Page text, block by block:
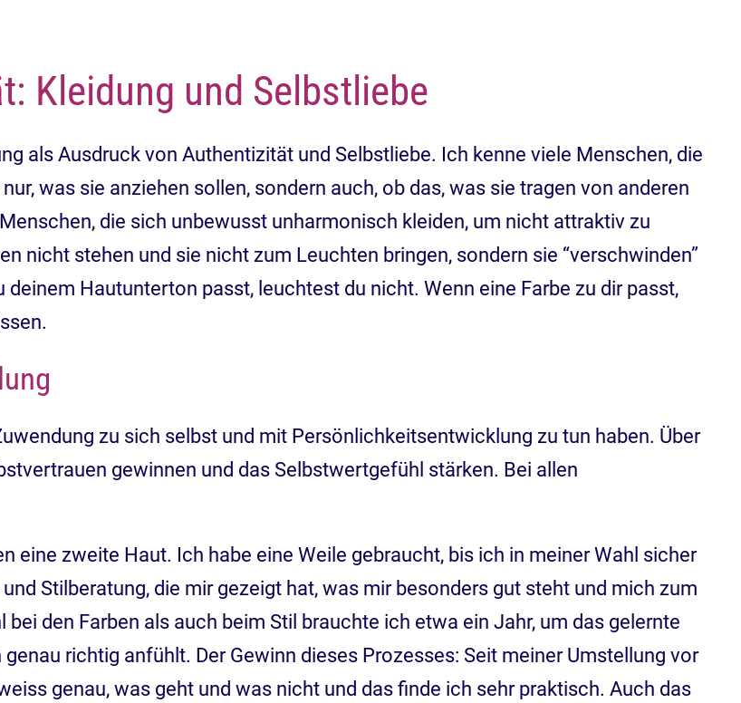
Kleidung und Selbstliebe
als Ausdruck von Authentizität und Selbstliebe. Ich kenne viele Menschen, die
was sie anziehen sollen, sondern auch, ob das, was sie tragen von anderen
die sich unbewusst unharmonisch kleiden, um nicht attraktiv zu
nicht stehen und sie nicht zum Leuchten bringen, sondern sie “verschwinden”
Hautunterton passt, leuchtest du nicht. Wenn eine Farbe zu dir passt,
zu sich selbst und mit Persönlichkeitsentwicklung zu tun haben. Über
gewinnen und das Selbstwertgefühl stärken. Bei allen
eine zweite Haut. Ich habe eine Weile gebraucht, bis ich in meiner Wahl sicher
Stilberatung, die mir gezeigt hat, was mir besonders gut steht und mich zum
den Farben als auch beim Stil brauchte ich etwa ein Jahr, um das gelernte
richtig anfühlt. Der Gewinn dieses Prozesses: Seit meiner Umstellung vor
genau, was geht und was nicht und das finde ich sehr praktisch. Auch das